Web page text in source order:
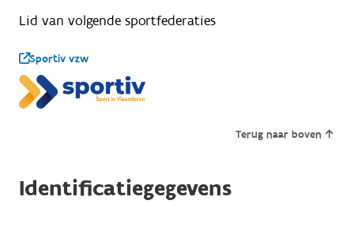
Lid van volgende sportfederaties
Sportiv vzw
Terug naar boven
Identificatiegegevens